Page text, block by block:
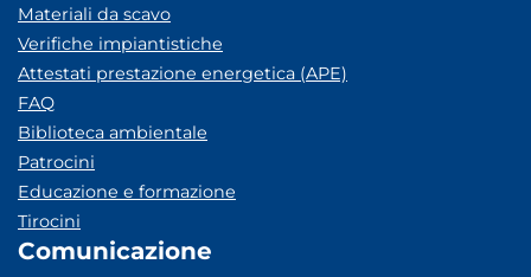
Materiali da scavo
Verifiche impiantistiche
Attestati prestazione energetica (APE)
FAQ
Biblioteca ambientale
Patrocini
Educazione e formazione
Tirocini
Comunicazione